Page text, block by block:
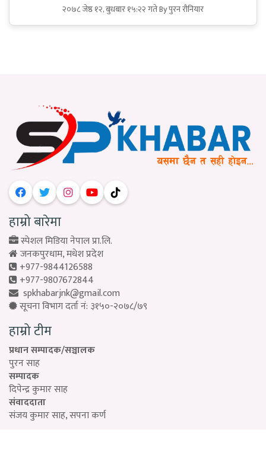
२०७८ जेष्ठ १२, बुधबार १५:२२ गतेBy पुरन रौनियार
हाम्रो बारेमा
स्पेशल मिडिया नेपाल प्रा.लि.
जनकपुरधाम, मधेश प्रदेश
+977-9844126588
+977-9807672844
spkhabarjnk@gmail.com
सूचना विभाग दर्ता नं: ३१५०-२०७८/७९
हाम्रो टीम
प्रधान सम्पादक/सञ्चालक
पुरन साह
सम्पादक
दिपेन्द्र कुमार साह
संवाददाता
संजय कुमार साह, सपना कर्ण